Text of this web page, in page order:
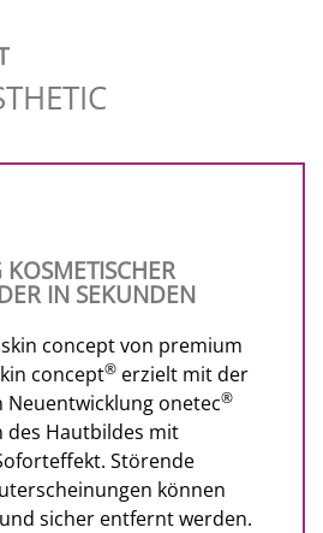
IN SEKUNDEN
concept von premium
concept® erzielt mit der
onetec®
des Hautbildes mit
Störende
können
sicher entfernt werden.